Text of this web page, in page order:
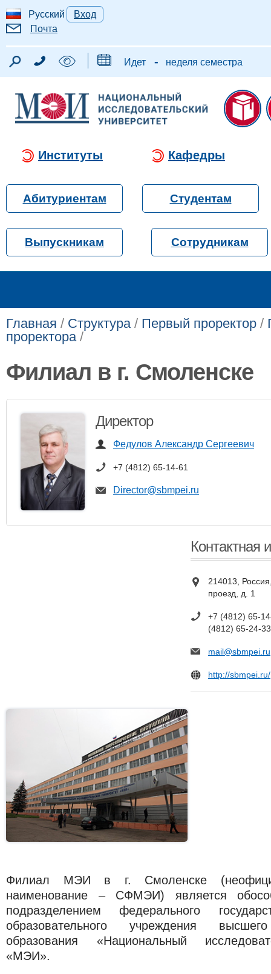
Русский
Вход
Почта
Идет - неделя семестра
Институты Кафедры
Абитуриентам Студентам
Выпускникам Сотрудникам
Главная / Структура/ Первый проректор /
проректора/
Филиал в г. Смоленске
Директор
Федулов Александр Сергеевич
+7 (4812) 65-14-61
Director@sbmpei.ru
Контактная
214013,
проезд, д. 1
+7 (4812) 65-
(4812) 65-24-
mail@sbmpei.ru
http://sbmpei.ru/
Филиал МЭИ в г. Смоленске
наименование – СФМЭИ) является
подразделением федерального
образовательного учреждения
образования «Национальный
«МЭИ».